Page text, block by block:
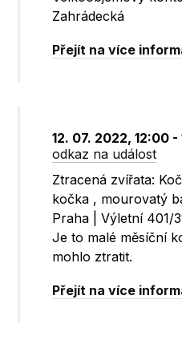
Zahrádecká
Přejít na více
12. 07. 2022, 12:00 -
odkaz na událost
Ztracená zvířata:
kočka , mourovatý
Praha | Výletní 401/
Je to malé měsíční
mohlo ztratit.
Přejít na více